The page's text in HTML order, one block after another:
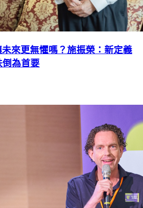
來更無懼嗎？施振榮：新定義
倒為首要